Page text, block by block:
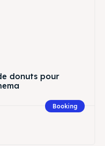
donuts pour
Booking